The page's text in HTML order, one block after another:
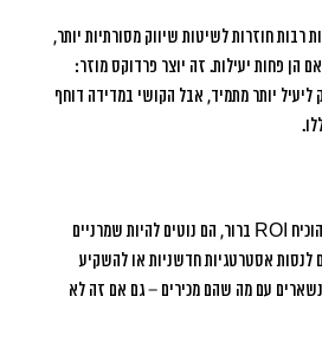
רבות חוזרות לשיטות שיווק מסורתיות יותר,
הן פחות יעילות. זה יוצר פרדוקס מוזר:
ליעיל יותר מתמיד, אבל הקושי במדידה דוחף
כשמנהלי שיווק לא יכולים להוכיח ROI ברור, הם נוטים להיות שמרניים
לנסות אסטרטגיות חדשניות או להשקיע
עם מה שהם מכירים – גם אם זה לא